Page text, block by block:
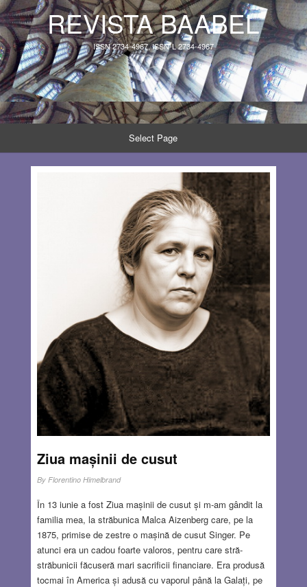
REVISTA BAABEL
ISSN 2734-4967, ISSN-L 2734-4967
Select Page
Ziua mașinii de cusut
By Florentino Himelbrand
În 13 iunie a fost Ziua mașinii de cusut și m-am gândit la
familia mea, la străbunica Malca Aizenberg care, pe la
1875, primise de zestre o mașină de cusut Singer. Pe
atunci era un cadou foarte valoros, pentru care stră-
străbunicii făcuseră mari sacrificii financiare. Era produsă
tocmai în America și adusă cu vaporul până la Galați, pe